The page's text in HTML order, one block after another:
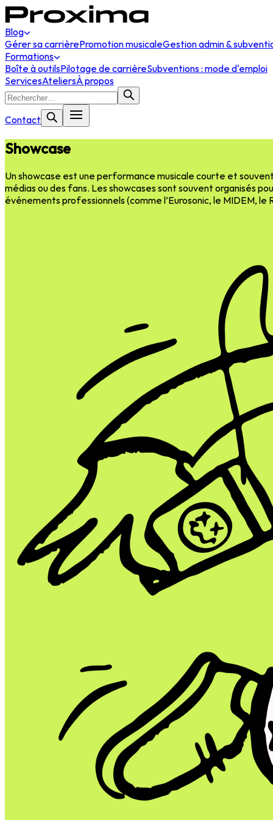
Blog
Gérer sa carrièrePromotion musicaleGestion admin &
Formations
Boîte à outilsPilotage de carrièreSubventions : mode d'emploi
ServicesAteliersÀ propos
Contact
Showcase
Un showcase est une performance musicale courte et
médias ou des fans. Les showcases sont souvent organisés
événements professionnels (comme l’Eurosonic, le MIDEM,